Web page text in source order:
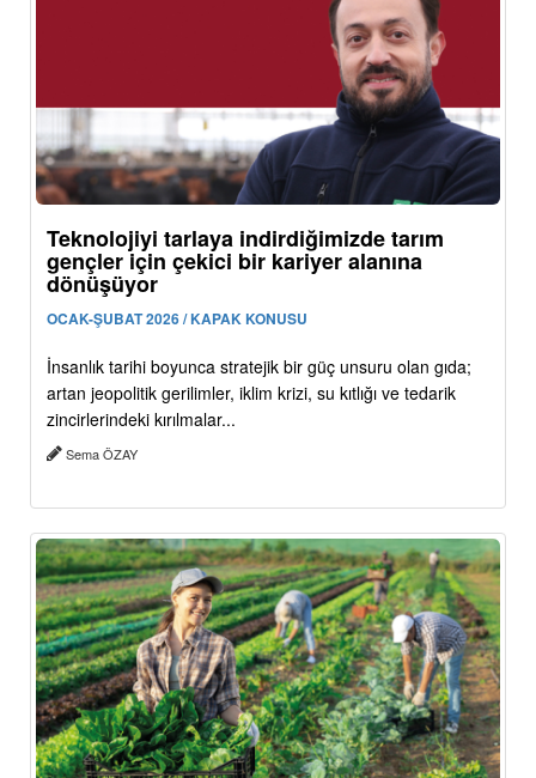
Teknolojiyi tarlaya indirdiğimizde tarım
gençler için çekici bir kariyer alanına
dönüşüyor
OCAK-ŞUBAT 2026 / KAPAK KONUSU
İnsanlık tarihi boyunca stratejik bir güç unsuru olan gıda;
artan jeopolitik gerilimler, iklim krizi, su kıtlığı ve tedarik
zincirlerindeki kırılmalar...
Sema ÖZAY